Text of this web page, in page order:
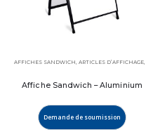
AFFICHES SANDWICH, ARTICLES D’AFFICHAGE,
Affiche Sandwich – Aluminium
Demande de soumission